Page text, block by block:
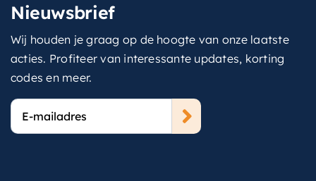
Nieuwsbrief
Wij houden je graag op de hoogte van onze laatste
acties. Profiteer van interessante updates, korting
codes en meer.
E-
mailadres